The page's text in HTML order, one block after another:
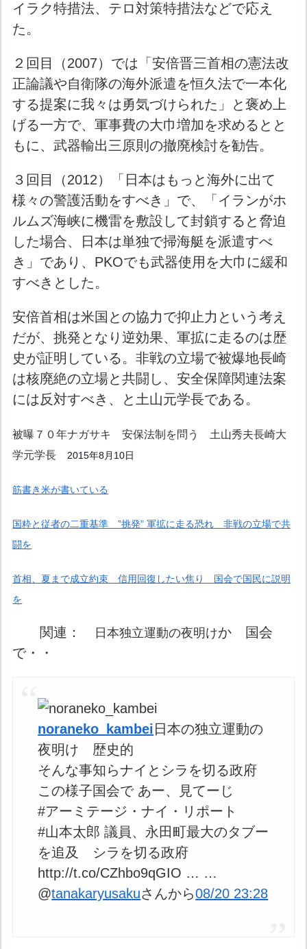
イラク特措法、テロ対策特措法などで応え
た。
２回目（2007）では「安倍晋三首相の憲法改
正論議や自衛隊の海外派遣を恒久法で一本化
する提案に我々は勇気づけられた」と褒め上
げる一方で、軍事費の大巾増加を求めるとと
もに、武器輸出三原則の撤廃検討を勧告。
３回目（2012）「日本はもっと海外に出て
様々の警護活動をすべき」で、「イランがホ
ルムズ海峡に機雷を敷設して封鎖すると脅迫
した場合、日本は単独で掃海艇を派遣すべ
き」であり、PKOでも武器使用を大巾に緩和
すべきとした。
安倍首相は米国との協力で抑止力という考え
だが、挑発となり逆効果、軍拡に走るのは歴
史が証明している。非戦の立場で被爆地長崎
は核廃絶の立場と共闘し、安全保障関連法案
には反対すべき、と土山元学長である。
被曝７０年ナガサキ 安保法制を問う 土山秀夫長崎大
学元学長 2015年8月10日
筋書き米が書いている
国粋と従者の二重基準 ”挑発” 軍拡に走る恐れ 非戦の立場で共
闘を
首相、夏まで成立約束 信用回復したい焦り 国会で国民に説明
を
関連： 日本独立運動の夜明けか 国会
で・・
noraneko_kambei 日本の独立運動の
夜明け 歴史的
そんな事知らナイとシラを切る政府
この様子国会で あー、見てーじ
#アーミテージ・ナイ・リポート
#山本太郎 議員、永田町最大のタブー
を追及 シラを切る政府
http://t.co/CZhbo9qGIO … …
@tanakaryusakuさんから08/20 23:28